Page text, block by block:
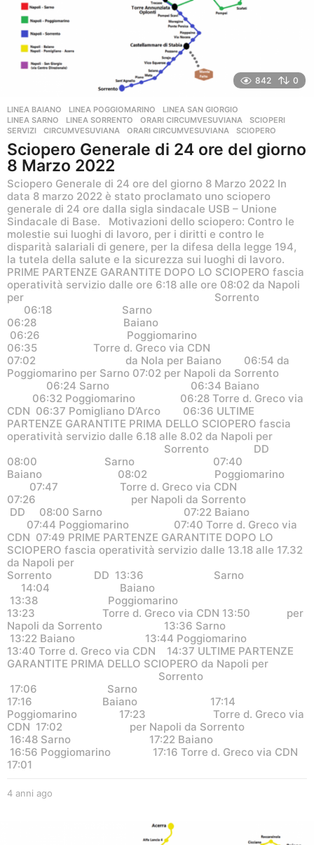
842 0
LINEA BAIANO ,LINEA POGGIOMARINO ,LINEA SAN GIORGIO
LINEA SARNO
,LINEA SORRENTO ,ORARI CIRCUMVESUVIANA ,SCIOPERI
SERVIZI
CIRCUMVESUVIANA ,ORARI CIRCUMVESUVIANA ,SCIOPERO
Sciopero Generale di 24 ore del giorno
8 Marzo 2022
Sciopero Generale di 24 ore del giorno 8 Marzo 2022 In
data 8 marzo 2022 è stato proclamato uno sciopero
generale di 24 ore dalla sigla sindacale USB – Unione
Sindacale di Base. Motivazioni dello sciopero: Contro le
molestie sui luoghi di lavoro, per i diritti e contro le
disparità salariali di genere, per la difesa della legge 194,
la tutela della salute e la sicurezza sui luoghi di lavoro.
PRIME PARTENZE GARANTITE DOPO LO SCIOPERO fascia
operatività servizio dalle ore 6:18 alle ore 08:02 da Napoli
per Sorrento
06:18 Sarno
06:28 Baiano
06:26 Poggiomarino
06:35 Torre d. Greco via CDN
07:02 da Nola per Baiano 06:54 da
Poggiomarino per Sarno 07:02 per Napoli da Sorrento
06:24 Sarno 06:34 Baiano
06:32 Poggiomarino 06:28 Torre d. Greco via
CDN 06:37 Pomigliano D’Arco 06:36 ULTIME
PARTENZE GARANTITE PRIMA DELLO SCIOPERO fascia
operatività servizio dalle 6.18 alle 8.02 da Napoli per
Sorrento DD
08:00 Sarno 07:40
Baiano 08:02 Poggiomarino
07:47 Torre d. Greco via CDN
07:26 per Napoli da Sorrento
DD 08:00 Sarno 07:22 Baiano
07:44 Poggiomarino 07:40 Torre d. Greco via
CDN 07:49 PRIME PARTENZE GARANTITE DOPO LO
SCIOPERO fascia operatività servizio dalle 13.18 alle 17.32
da Napoli per
Sorrento DD 13:36 Sarno
14:04 Baiano
13:38 Poggiomarino
13:23 Torre d. Greco via CDN 13:50 per
Napoli da Sorrento 13:36 Sarno
13:22 Baiano 13:44 Poggiomarino
13:40 Torre d. Greco via CDN 14:37 ULTIME PARTENZE
GARANTITE PRIMA DELLO SCIOPERO da Napoli per
Sorrento
17:06 Sarno
17:16 Baiano 17:14
Poggiomarino 17:23 Torre d. Greco via
CDN 17:02 per Napoli da Sorrento
16:48 Sarno 17:22 Baiano
16:56 Poggiomarino 17:16 Torre d. Greco via CDN
17:01
4 anni ago